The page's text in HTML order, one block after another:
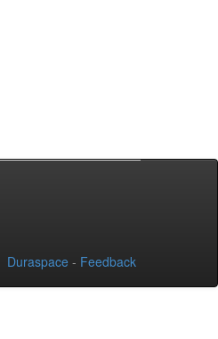
Duraspace - Feedback